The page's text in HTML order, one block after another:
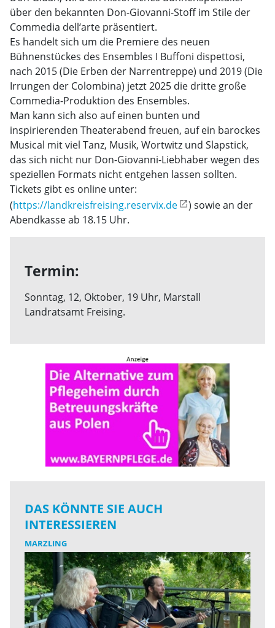
über den bekannten Don-Giovanni-Stoff im Stile der
Commedia dell‘arte präsentiert.
Es handelt sich um die Premiere des neuen
Bühnenstückes des Ensembles I Buffoni dispettosi,
nach 2015 (Die Erben der Narrentreppe) und 2019 (Die
Irrungen der Colombina) jetzt 2025 die dritte große
Commedia-Produktion des Ensembles.
Man kann sich also auf einen bunten und
inspirierenden Theaterabend freuen, auf ein barockes
Musical mit viel Tanz, Musik, Wortwitz und Slapstick,
das sich nicht nur Don-Giovanni-Liebhaber wegen des
speziellen Formats nicht entgehen lassen sollten.
Tickets gibt es online unter:
(https://landkreisfreising.reservix.de
) sowie an der
Abendkasse ab 18.15 Uhr.
Termin:
Sonntag, 12, Oktober, 19 Uhr, Marstall
Landratsamt Freising.
DAS KÖNNTE SIE AUCH
INTERESSIEREN
MARZLING